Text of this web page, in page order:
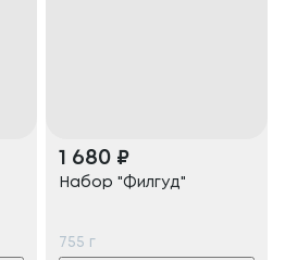
1 680 ₽
Набор "Филгуд"
755 г